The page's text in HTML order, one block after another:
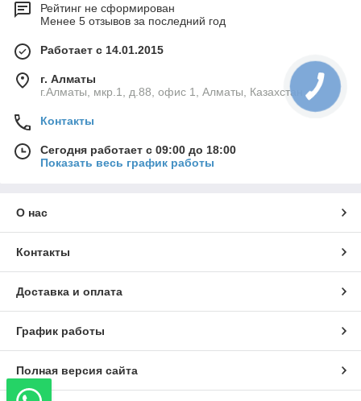
Рейтинг не сформирован
Менее 5 отзывов за последний год
Работает с 14.01.2015
г. Алматы
г.Алматы, мкр.1, д.88, офис 1, Алматы, Казахстан
Контакты
Сегодня работает с 09:00 до 18:00
Показать весь график работы
О нас
Контакты
Доставка и оплата
График работы
Полная версия сайта